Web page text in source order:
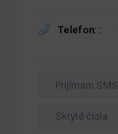
Telefon: :
Prijímam SMS
Skryté čísla